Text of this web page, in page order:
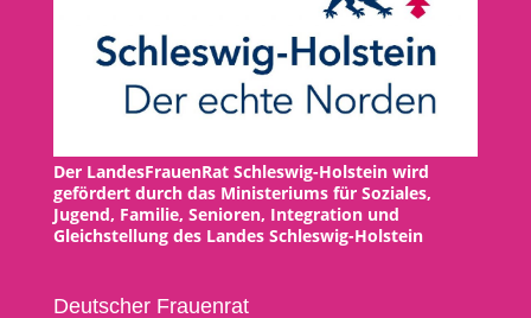
Der LandesFrauenRat Schleswig-Holstein wird
gefördert durch das Ministeriums für Soziales,
Jugend, Familie, Senioren, Integration und
Gleichstellung des Landes Schleswig-Holstein
Deutscher Frauenrat